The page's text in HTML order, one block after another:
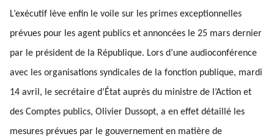
L’exécutif lève enfin le voile sur les primes exceptionnelles
prévues pour les agent publics et annoncées le 25 mars dernier
par le président de la République. Lors d’une audioconférence
avec les organisations syndicales de la fonction publique, mardi
14 avril, le secrétaire d’État auprès du ministre de l’Action et
des Comptes publics, Olivier Dussopt, a en effet détaillé les
mesures prévues par le gouvernement en matière de